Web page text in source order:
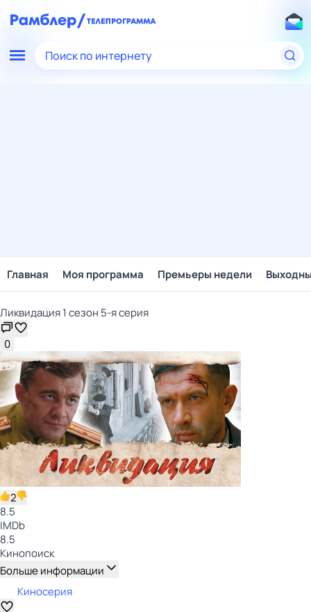
Поиск по интернету
Главная Моя программа Премьеры недели
Ликвидация 1 сезон 5-я серия
0
2
8.5
IMDb
8.5
Кинопоиск
Больше информации
Киносерия